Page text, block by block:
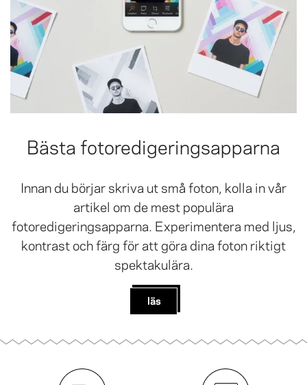
Bästa fotoredigeringsapparna
Innan du börjar skriva ut små foton, kolla in vår
artikel om de mest populära
fotoredigeringsapparna. Experimentera med ljus,
kontrast och färg för att göra dina foton riktigt
spektakulära.
läs